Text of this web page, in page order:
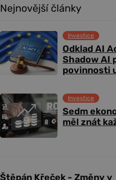
Nejnovější články
Odklad AI
Shadow AI
povinnosti
Investice
Sedm
měl znát
Investice
Štěpán Křeček - Změny v